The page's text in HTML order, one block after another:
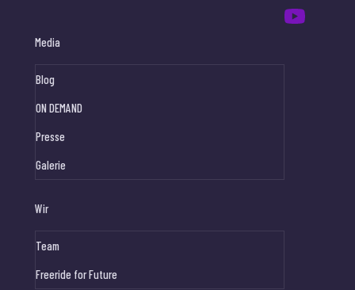
Media
Blog
ON DEMAND
Presse
Galerie
Wir
Team
Freeride for Future